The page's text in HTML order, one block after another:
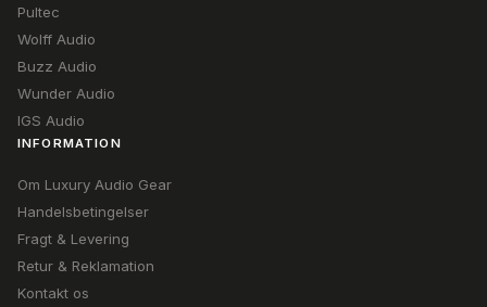
Pultec
Wolff Audio
Buzz Audio
Wunder Audio
IGS Audio
INFORMATION
Om Luxury Audio Gear
Handelsbetingelser
Fragt & Levering
Retur & Reklamation
Kontakt os